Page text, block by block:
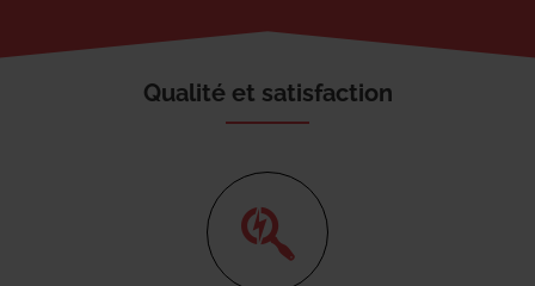
Qualité et satisfaction